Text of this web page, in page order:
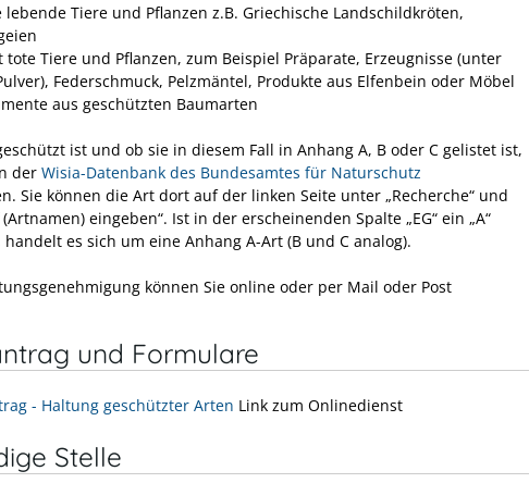
lebende Tiere und Pflanzen z.B. Griechische Landschildkröten,
tote Tiere und Pflanzen, zum Beispiel Präparate, Erzeugnisse (unter
Federschmuck, Pelzmäntel, Produkte aus Elfenbein oder Möbel
aus geschützten Baumarten
ist und ob sie in diesem Fall in Anhang A, B oder C gelistet ist,
der Wisia-Datenbank des Bundesamtes für Naturschutz
Sie können die Art dort auf der linken Seite unter „Recherche“ und
eingeben“. Ist in der erscheinenden Spalte „EG“ ein „A“
es sich um eine Anhang A-Art (B und C analog).
können Sie online oder per Mail oder Post
und Formulare
- Haltung geschützter Arten Link zum Onlinedienst
Stelle